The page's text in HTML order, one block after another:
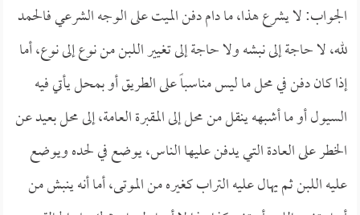
الجواب: لا يشرع هذا، ما دام دفن الميت على الوجه الشرعي فالحمد
لله، لا حاجة إلى نبشه ولا حاجة إلى تغيير اللبن من نوع إلى نوع، أما
إذا كان دفن في محل ما ليس مناسباً على الطريق أو بمحل يأتي فيه
السيول أو ما أشبهه ينقل من محل إلى المقبرة العامة، إلى محل بعيد عن
الخطر على العادة التي يدفن عليها الناس، يوضع في لحده ويوضع
عليه اللبن ثم يهال عليه التراب كغيره من الموتى، أما أنه ينبش من